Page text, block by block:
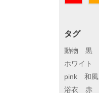
タグ
動物 黒
ホワイト
pink
和風
浴衣
赤